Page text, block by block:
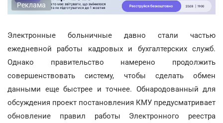
Реклама
Электронные больничные давно стали частью
ежедневной работы кадровых и бухгалтерских служб.
Однако правительство намерено продолжить
совершенствовать систему, чтобы сделать обмен
данными еще быстрее и точнее. Обнародованный для
обсуждения проект постановления КМУ предусматривает
обновление правил работы Электронного реестра